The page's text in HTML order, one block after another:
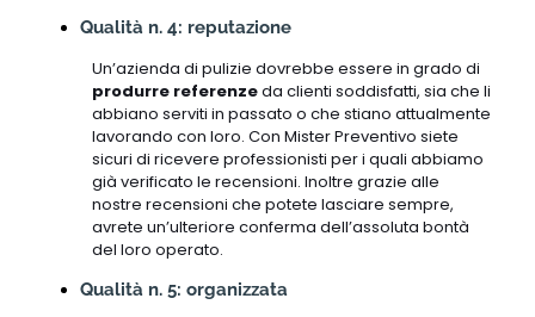
Qualità n. 4: reputazione
Un’azienda di pulizie dovrebbe essere in grado di
produrre referenzeda clienti soddisfatti, sia che li
abbiano serviti in passato o che stiano attualmente
lavorando con loro. Con Mister Preventivo siete
sicuri di ricevere professionisti per i quali abbiamo
già verificato le recensioni. Inoltre grazie alle
nostre recensioni che potete lasciare sempre,
avrete un’ulteriore conferma dell’assoluta bontà
del loro operato.
Qualità n. 5: organizzata